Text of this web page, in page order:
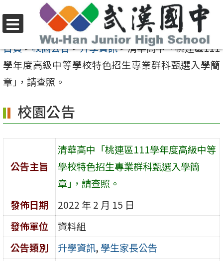
至
要
內
區
選
單
首頁>校園公告>升學資訊>清華高中「桃連區111
學年度高級中等學校特色招生專業群科甄選入學簡
章｣，請查照。
校園公告
公告主旨
清華高中「桃連區111學年度高級中等
學校特色招生專業群科甄選入學簡
章｣，請查照。
發佈日期
2022 年 2 月 15 日
發佈單位
資料組
公告類別
升學資訊, 學生家長公告